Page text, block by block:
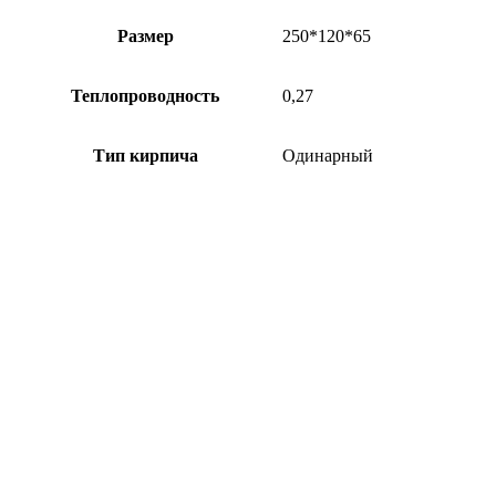
Размер 250*120*65
Теплопроводность 0,27
Тип кирпича Одинарный